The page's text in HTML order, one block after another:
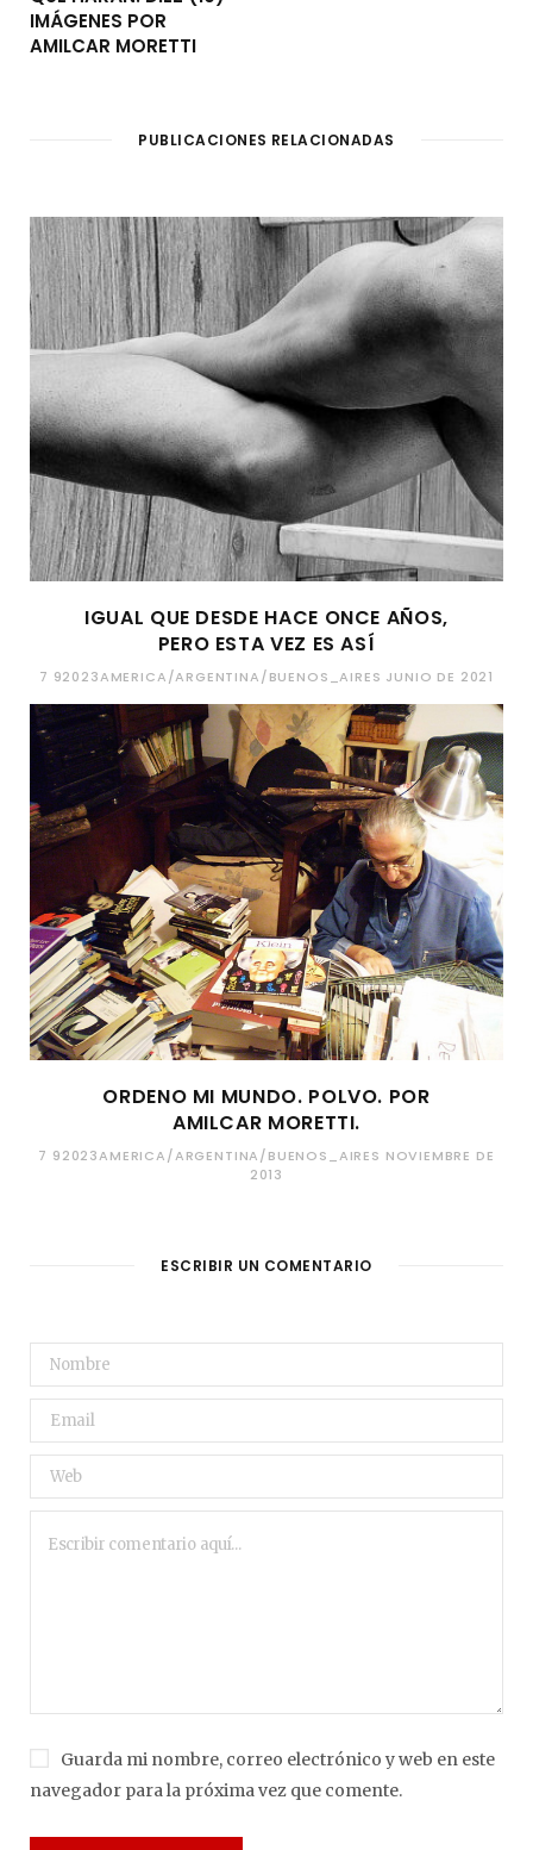
IMÁGENES POR
AMILCAR MORETTI
PUBLICACIONES RELACIONADAS
IGUAL QUE DESDE HACE ONCE AÑOS,
PERO ESTA VEZ ES ASÍ
7 92023AMERICA/ARGENTINA/BUENOS_AIRES JUNIO DE 2021
ORDENO MI MUNDO. POLVO. POR
AMILCAR MORETTI.
7 92023AMERICA/ARGENTINA/BUENOS_AIRES NOVIEMBRE DE
2013
ESCRIBIR UN COMENTARIO
Guarda mi nombre, correo electrónico y web en este
navegador para la próxima vez que comente.